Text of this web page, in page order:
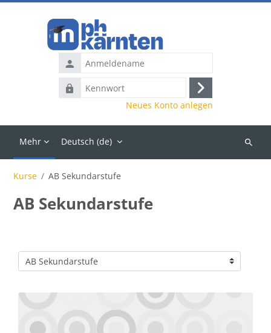
Anmeldename
Kennwort
Anmelden
Neues Konto anlegen
Mehr Deutsch ‎(de)‎
Kurse
Kurse AB Sekundarstufe
AB Sekundarstufe
Kursbereiche